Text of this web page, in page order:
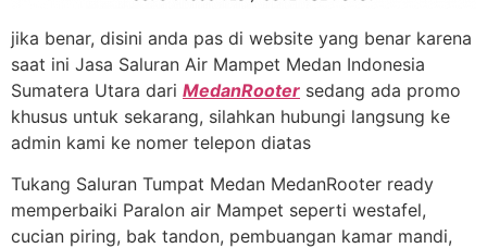
jika benar, disini anda pas di website yang benar karena
saat ini Jasa Saluran Air Mampet Medan Indonesia
Sumatera Utara dari MedanRooter sedang ada promo
khusus untuk sekarang, silahkan hubungi langsung ke
admin kami ke nomer telepon diatas
Tukang Saluran Tumpat Medan MedanRooter ready
memperbaiki Paralon air Mampet seperti westafel,
cucian piring, bak tandon, pembuangan kamar mandi,